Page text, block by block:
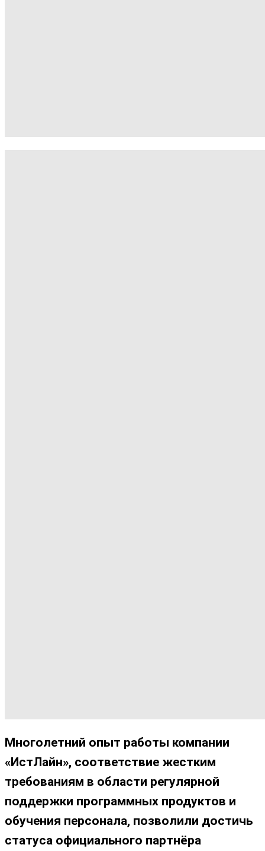
Многолетний опыт работы компании
«ИстЛайн», соответствие жестким
требованиям в области регулярной
поддержки программных продуктов и
обучения персонала, позволили достичь
статуса официального партнёра